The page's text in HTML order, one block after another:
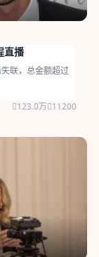
直播
联，总金额超过
123.0万 11200